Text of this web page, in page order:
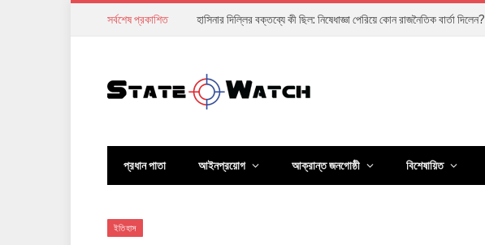
সর্বশেষ প্রকাশিত হাসিনার দিল্লির বক্তব্যে কী ছিল: নিষেধাজ্ঞা পেরিয়ে কোন রাজনৈতিক বার্তা দিলেন?
প্রধান পাতা আইনপ্রয়োগ আক্রান্ত জনগোষ্ঠী বিশেষায়িত
ইতিহাস